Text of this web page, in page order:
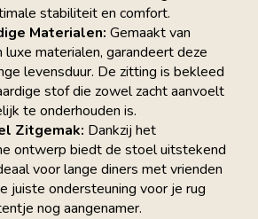
stabiliteit en comfort.
Materialen: Gemaakt van
luxe materialen, garandeert deze
levensduur. De zitting is bekleed
stof die zowel zacht aanvoelt
te onderhouden is.
Zitgemak: Dankzij het
ontwerp biedt de stoel uitstekend
voor lange diners met vrienden
juiste ondersteuning voor je rug
nog aangenamer.